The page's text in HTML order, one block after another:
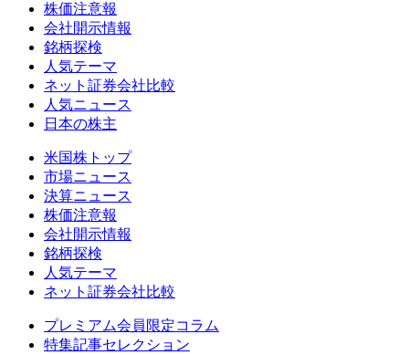
株価注意報
会社開示情報
銘柄探検
人気テーマ
ネット証券会社比較
人気ニュース
日本の株主
米国株トップ
市場ニュース
決算ニュース
株価注意報
会社開示情報
銘柄探検
人気テーマ
ネット証券会社比較
プレミアム会員限定コラム
特集記事セレクション